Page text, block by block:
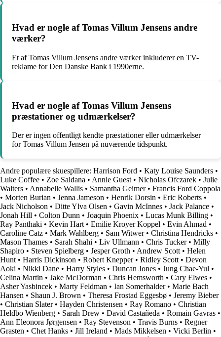
Hvad er nogle af Tomas Villum Jensens andre
værker?
Et af Tomas Villum Jensens andre værker inkluderer en TV-
reklame for Den Danske Bank i 1990erne.
Hvad er nogle af Tomas Villum Jensens
præstationer og udmærkelser?
Der er ingen offentligt kendte præstationer eller udmærkelser
for Tomas Villum Jensen på nuværende tidspunkt.
Andre populære skuespillere: Harrison Ford • Katy Louise Saunders •
Luke Coffee • Zoe Saldana • Annie Guest • Nicholas Ofczarek • Julie
Walters • Annabelle Wallis • Samantha Geimer• Francis Ford Coppola
• Morten Burian • Jenna Jameson • Henrik Dorsin • Eric Roberts •
Jack Nicholson • Ditte Ylva Olsen • Gavin McInnes • Jack Palance •
Jonah Hill • Colton Dunn • Joaquin Phoenix • Lucas Munk Billing •
Ray Panthaki • Kevin Hart • Emilie Kroyer Koppel • Evin Ahmad •
Caroline Catz • Mark Wahlberg • Sam Witwer• Christina Hendricks •
Mason Thames • Sarah Shahi • Liv Ullmann • Chris Tucker• Milly
Shapiro • Steven Spielberg • Jesper Groth • Andrew Scott • Helen
Hunt • Harris Dickinson • Robert Knepper• Ridley Scott • Devon
Aoki • Nikki Dane • Harry Styles • Duncan Jones • Jung Chae-Yul •
Celina Martin • Jake McDorman • Chris Hemsworth • Cary Elwes •
Asher Yasbincek • Marty Feldman • Ian Somerhalder• Marie Bach
Hansen • Shaun J. Brown • Theresa Frostad Eggesbø • Jeremy Bieber
• Christian Slater• Hayden Christensen • Ray Romano • Christian
Heldbo Wienberg • Sarah Drew • David Castañeda • Romain Gavras •
Ann Eleonora Jørgensen • Ray Stevenson • Travis Burns • Regner
Grasten • Chet Hanks • Jill Ireland • Mads Mikkelsen • Vicki Berlin •